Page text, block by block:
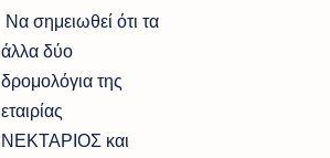
Να σημειωθεί ότι τα
άλλα δύο
δρομολόγια της
εταιρίας
ΝΕΚΤΑΡΙΟΣ και